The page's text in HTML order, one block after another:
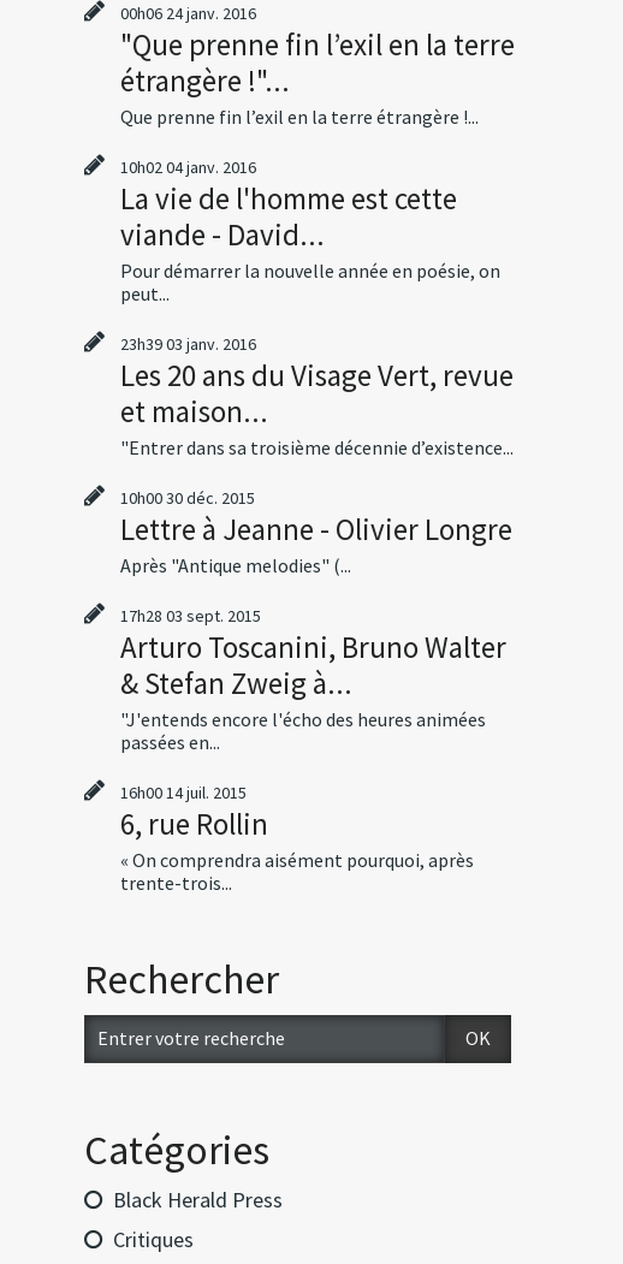
00h06 24janv. 2016
"Que prenne fin l’exil en la terre
étrangère !"...
Que prenne fin l’exil en la terre étrangère !...
10h0204janv. 2016
La vie de l'homme est cette
viande - David...
Pour démarrer la nouvelle année en poésie, on
peut...
23h3903 janv. 2016
Les 20 ans du Visage Vert, revue
et maison...
"Entrer dans sa troisième décennie d’existence...
10h0030déc. 2015
Lettre à Jeanne - Olivier Longre
Après "Antique melodies" (...
17h28 03 sept. 2015
Arturo Toscanini, Bruno Walter
& Stefan Zweig à...
"J'entends encore l'écho des heures animées
passées en...
16h0014juil. 2015
6, rue Rollin
« On comprendra aisément pourquoi, après
trente-trois...
Rechercher
Catégories
Black Herald Press
Critiques